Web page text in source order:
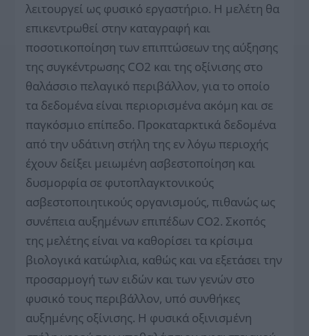
λειτουργεί ως φυσικό εργαστήριο. Η μελέτη θα
επικεντρωθεί στην καταγραφή και
ποσοτικοποίηση των επιπτώσεων της αύξησης
της συγκέντρωσης CO2 και της οξίνισης στο
θαλάσσιο πελαγικό περιβάλλον, για το οποίο
τα δεδομένα είναι περιορισμένα ακόμη και σε
παγκόσμιο επίπεδο. Προκαταρκτικά δεδομένα
από την υδάτινη στήλη της εν λόγω περιοχής
έχουν δείξει μειωμένη ασβεστοποίηση και
δυσμορφία σε φυτοπλαγκτονικούς
ασβεστοποιητικούς οργανισμούς, πιθανώς ως
συνέπεια αυξημένων επιπέδων CO2. Σκοπός
της μελέτης είναι να καθορίσει τα κρίσιμα
βιολογικά κατώφλια, καθώς και να εξετάσει την
προσαρμογή των ειδών και των γενών στο
φυσικό τους περιβάλλον, υπό συνθήκες
αυξημένης οξίνισης. Η φυσικά οξινισμένη